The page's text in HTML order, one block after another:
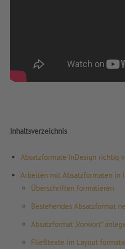
Inhaltsverzeichnis
Absatzformate InDesign richtig
Arbeiten mit Absatzformaten in
Überschriften formatieren
Bestehendes Absatzformat
Absatzformat „Vorwort“
Fließtexte im Layout